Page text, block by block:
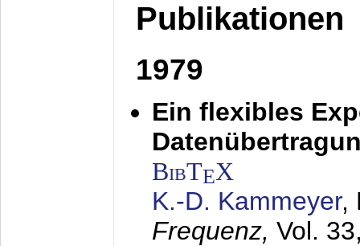
Publikationen
1979
Ein flexibles
BibTEX
K.-D. Kammeyer,
Frequenz, Vol.